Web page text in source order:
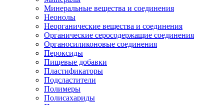
Минеральные вещества и соединения
Неонолы
Неорганические вещества и соединения
Органические серосодержащие соединения
Органосиликоновые соединения
Пероксиды
Пищевые добавки
Пластификаторы
Подсластители
Полимеры
Полисахариды